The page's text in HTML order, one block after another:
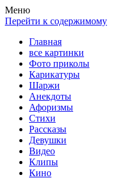
Весела хата — прикольные
клипы!
Покажем всем ваши фото
рассказы, видео и песни!
Меню
Перейти к содержимому
Главная
все картинки
Фото приколы
Карикатуры
Шаржи
Анекдоты
Афоризмы
Стихи
Рассказы
Девушки
Видео
Клипы
Кино